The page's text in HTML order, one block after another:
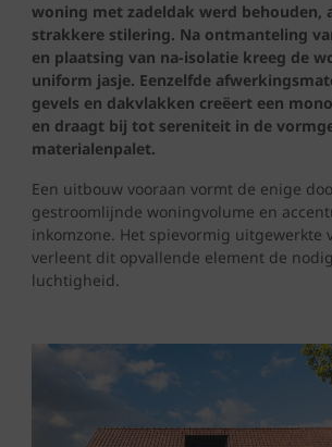
woning met zadeldak werd behouden,
strakkere stilering. Na ontmanteling
en plaatsing van na-isolatie kreeg de
uniform jasje. Eenzelfde
gevels en dakvlakken creëert een
en draagt bij tot sereniteit in de
materialenpalet.
Een uitbouw vooraan vormt de enige
gestroomlijnde woningvolume en
inkomzone. Het spievormig uitgewerkte
verleent dit opvallende element de
luchtigheid.